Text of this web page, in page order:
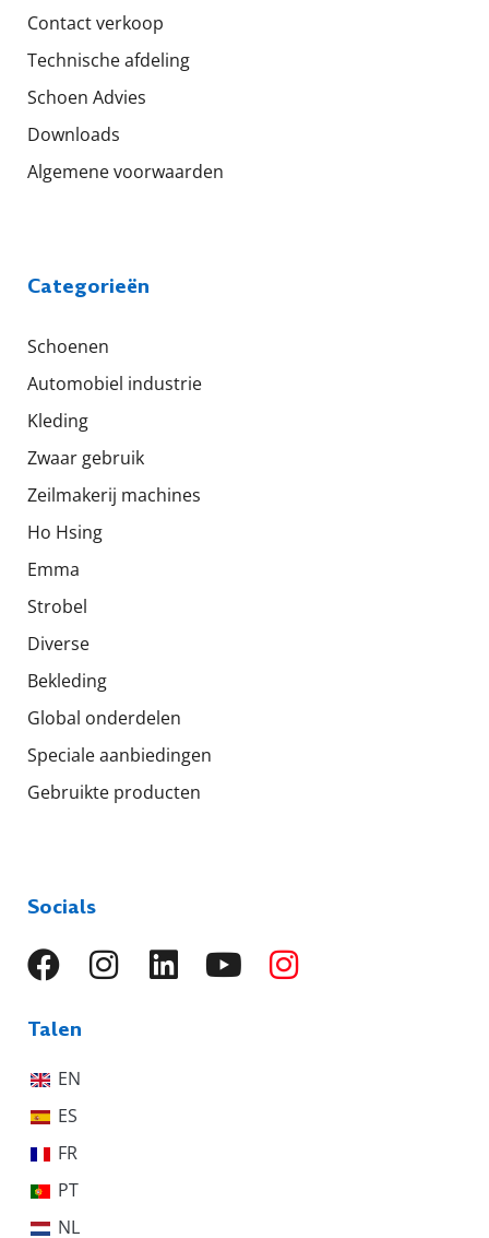
Contact verkoop
Technische afdeling
Schoen Advies
Downloads
Algemene voorwaarden
Categorieën
Schoenen
Automobiel industrie
Kleding
Zwaar gebruik
Zeilmakerij machines
Ho Hsing
Emma
Strobel
Diverse
Bekleding
Global onderdelen
Speciale aanbiedingen
Gebruikte producten
Socials
Talen
EN
ES
FR
PT
NL